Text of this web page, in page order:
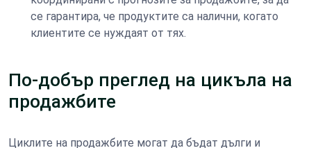
се гарантира, че продуктите са налични, когато
клиентите се нуждаят от тях.
По-добър преглед на цикъла на
продажбите
Циклите на продажбите могат да бъдат дълги и